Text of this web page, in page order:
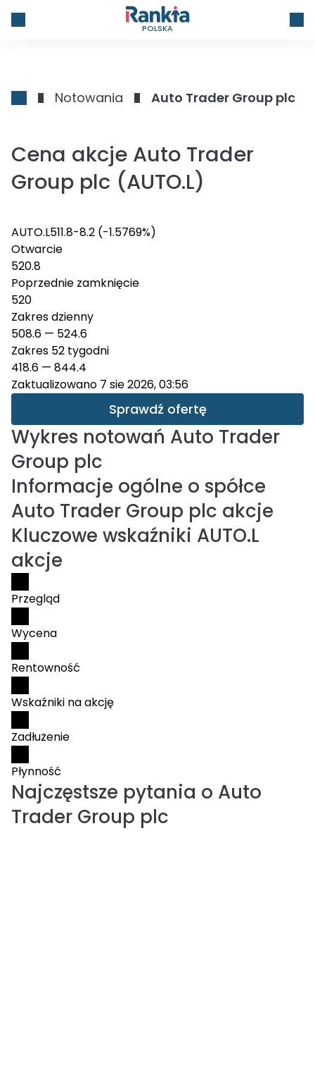
POLSKA
Notowania Auto Trader Group plc
Cena akcje Auto Trader
Group plc (AUTO.L)
AUTO.L511.8-8.2 (-1.5769%)
Otwarcie
520.8
Poprzednie zamknięcie
520
Zakres dzienny
508.6 — 524.6
Zakres 52 tygodni
418.6 — 844.4
Zaktualizowano 7 sie 2026, 03:56
Sprawdź ofertę
Wykres notowań Auto Trader
Group plc
Informacje ogólne o spółce
Auto Trader Group plc akcje
Kluczowe wskaźniki AUTO.L
akcje
Przegląd
Wycena
Rentowność
Wskaźniki na akcję
Zadłużenie
Płynność
Najczęstsze pytania o Auto
Trader Group plc